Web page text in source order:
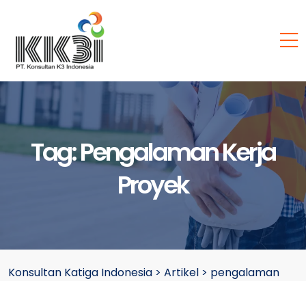
Tag:Pengalaman Kerja
Proyek
Konsultan Katiga Indonesia > Artikel > pengalaman